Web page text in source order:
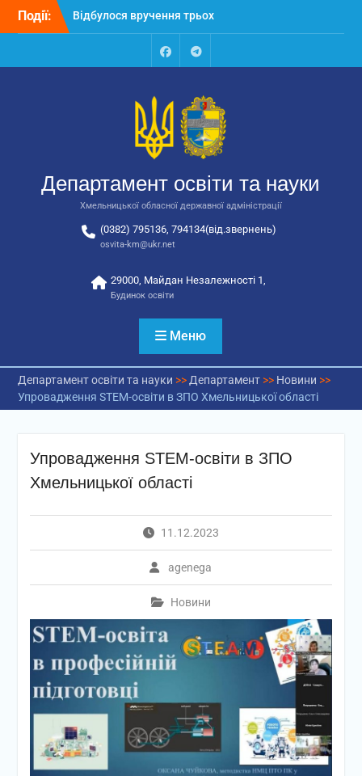
Перейти
Події:
Відбулося вручення трьох
автобусів для потреб
Відбулося засідання
освіти та науки обласної
державної адміністрації
Відбулась обласна
національно-патріотичне
виховання
FacebookTalegram
Департамент освіти та науки
Хмельницької обласної державної адміністрації
(0382) 795136, 794134(від.звернень)
osvita-km@ukr.net
29000, Майдан Незалежності 1,
Будинок освіти
Меню
Департамент освіти та науки >> Департамент>> Новини >>
Упровадження STEM-освіти в ЗПО Хмельницької області
Упровадження STEM-освіти в ЗПО
Хмельницької області
11.12.2023
agenega
Новини